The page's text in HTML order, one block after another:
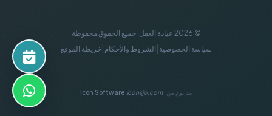
© 2026 عيادة العقل. جميع الحقوق محفوظة
سياسة الخصوصية الشروط والأحكام |خريطة الموقع
مدعوم من Icon Software iconsjo.com
احجز
واتساب